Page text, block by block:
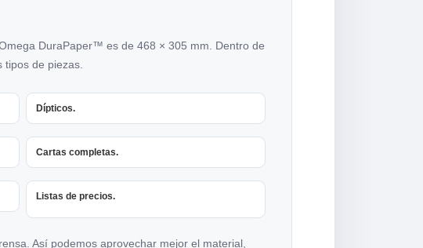
DuraPaper™ es de 468 × 305 mm. Dentro de
de piezas.
Dípticos.
Cartas completas.
Listas de precios.
Así podemos aprovechar mejor el material,